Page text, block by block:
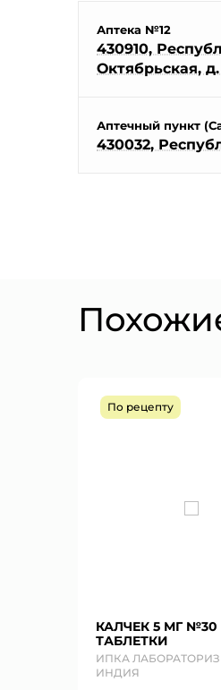
Аптека №12
430910,
Октябрьская,
Аптечный пункт
430032,
По рецепту
КАЛЧЕК 5 МГ №30
ТАБЛЕТКИ
ИПКА ЛАБОРАТОРИЗ
ИНДИЯ